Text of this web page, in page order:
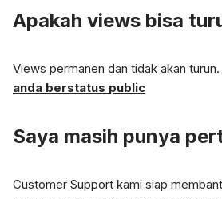
Apakah views bisa
Views permanen dan tidak akan turun.
anda berstatus public
Saya masih punya
Customer Support kami siap